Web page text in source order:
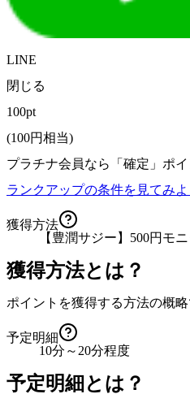
LINE
閉じる
100pt
(100円相当)
プラチナ会員なら
「確定」 ポ
ランクアップの条件を見てみよ
獲得方法
【豊潤サジー】500円モ
獲得方法とは？
ポイントを獲得する方法の概略
予定明細
10分～20分程度
予定明細とは？